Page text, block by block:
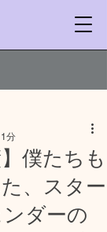
僕たちも
、スター
ダーの
分